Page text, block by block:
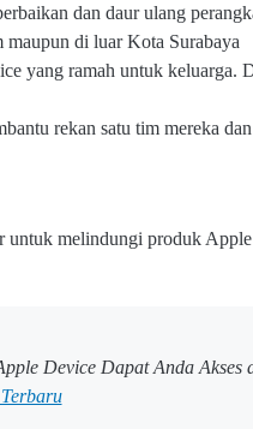
dan daur ulang
maupun di luar Kota Surabaya
yang ramah untuk keluarga.
rekan satu tim mereka
untuk melindungi produk
Device Dapat Anda Akses